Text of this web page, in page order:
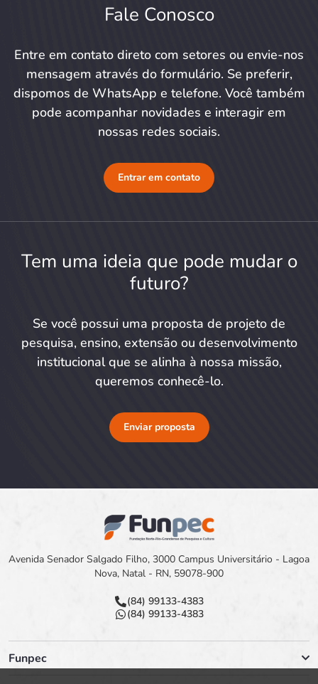
Fale Conosco
Entre em contato direto com setores ou envie-nos
mensagem através do formulário. Se preferir,
dispomos de WhatsApp e telefone. Você também
pode acompanhar novidades e interagir em
nossas redes sociais.
Entrar em contato
Tem uma ideia que pode mudar o
futuro?
Se você possui uma proposta de projeto de
pesquisa, ensino, extensão ou desenvolvimento
institucional que se alinha à nossa missão,
queremos conhecê-lo.
Enviar proposta
Avenida Senador Salgado Filho, 3000 Campus Universitário - Lagoa
Nova, Natal - RN, 59078-900
(84) 99133-4383
(84) 99133-4383
Funpec